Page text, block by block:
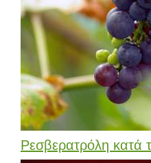
Ρεσβερατρόλη κατά